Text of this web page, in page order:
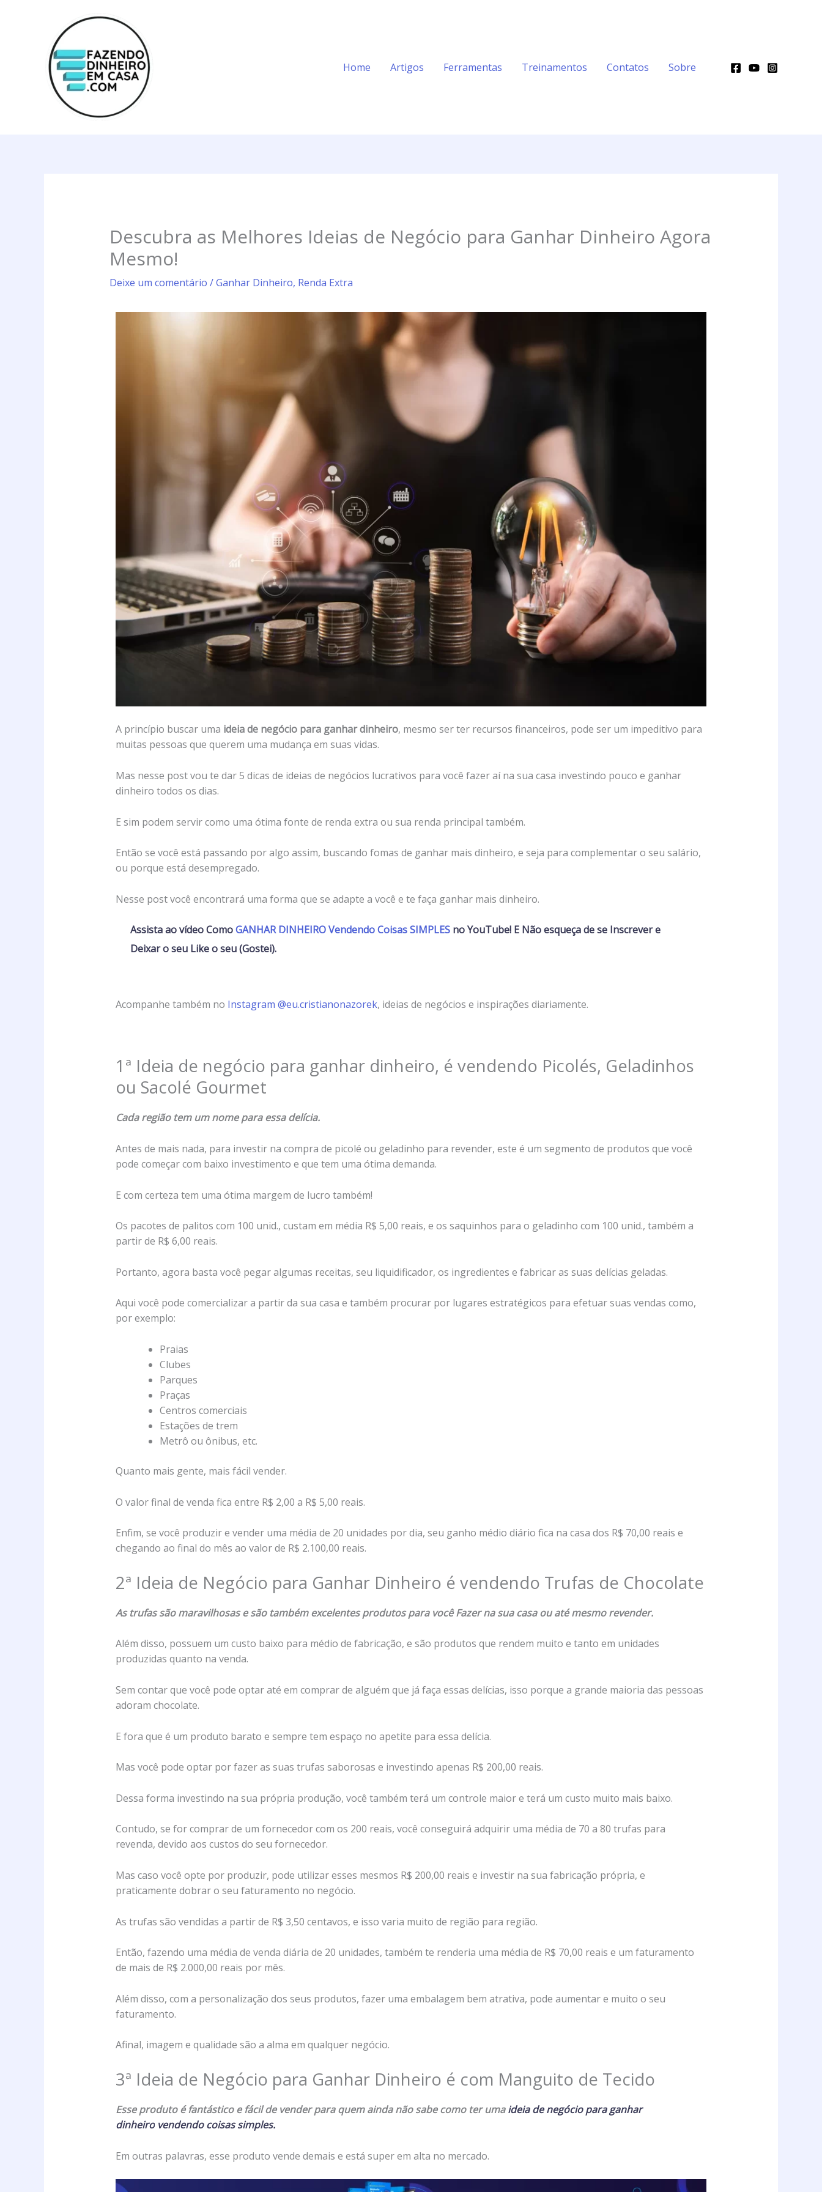
Home
Artigos Ferramentas Treinamentos Contatos Sobre
Descubra as Melhores Ideias de Negócio para Ganhar Dinheiro Agora
Mesmo!
Deixe um comentário /Ganhar Dinheiro, Renda Extra
A princípio buscar uma ideia de negócio para ganhar dinheiro, mesmo ser ter recursos financeiros, pode ser um impeditivo para
muitas pessoas que querem uma mudança em suas vidas.
Mas nesse post vou te dar 5 dicas de ideias de negócios lucrativos para você fazer aí na sua casa investindo pouco e ganhar
dinheiro todos os dias.
E sim podem servir como uma ótima fonte de renda extra ou sua renda principal também.
Então se você está passando por algo assim, buscando fomas de ganhar mais dinheiro, e seja para complementar o seu salário,
ou porque está desempregado.
Nesse post você encontrará uma forma que se adapte a você e te faça ganhar mais dinheiro.
Assista ao vídeo ComoGANHAR DINHEIRO Vendendo Coisas SIMPLESno YouTube! E Não esqueça de se Inscrever e
Deixar o seu Like o seu (Gostei).
Acompanhe também no Instagram @eu.cristianonazorek, ideias de negócios e inspirações diariamente.
1ª Ideia de negócio para ganhar dinheiro, é vendendo Picolés, Geladinhos
ou Sacolé Gourmet
Cada região tem um nome para essa delícia.
Antes de mais nada, para investir na compra de picolé ou geladinho para revender, este é um segmento de produtos que você
pode começar com baixo investimento e que tem uma ótima demanda.
E com certeza tem uma ótima margem de lucro também!
Os pacotes de palitos com 100 unid., custam em média R$ 5,00 reais, e os saquinhos para o geladinho com 100 unid., também a
partir de R$ 6,00 reais.
Portanto, agora basta você pegar algumas receitas, seu liquidificador, os ingredientes e fabricar as suas delícias geladas.
Aqui você pode comercializar a partir da sua casa e também procurar por lugares estratégicos para efetuar suas vendas como,
por exemplo:
Praias
Clubes
Parques
Praças
Centros comerciais
Estações de trem
Metrô ou ônibus, etc.
Quanto mais gente, mais fácil vender.
O valor final de venda fica entre R$ 2,00 a R$ 5,00 reais.
Enfim, se você produzir e vender uma média de 20 unidades por dia, seu ganho médio diário fica na casa dos R$ 70,00 reais e
chegando ao final do mês ao valor de R$ 2.100,00 reais.
2ª Ideia de Negócio para Ganhar Dinheiro é vendendo Trufas de Chocolate
As trufas são maravilhosas e são também excelentes produtos para você Fazer na sua casa ou até mesmo revender.
Além disso, possuem um custo baixo para médio de fabricação, e são produtos que rendem muito e tanto em unidades
produzidas quanto na venda.
Sem contar que você pode optar até em comprar de alguém que já faça essas delícias, isso porque a grande maioria das pessoas
adoram chocolate.
E fora que é um produto barato e sempre tem espaço no apetite para essa delícia.
Mas você pode optar por fazer as suas trufas saborosas e investindo apenas R$ 200,00 reais.
Dessa forma investindo na sua própria produção, você também terá um controle maior e terá um custo muito mais baixo.
Contudo, se for comprar de um fornecedor com os 200 reais, você conseguirá adquirir uma média de 70 a 80 trufas para
revenda, devido aos custos do seu fornecedor.
Mas caso você opte por produzir, pode utilizar esses mesmos R$ 200,00 reais e investir na sua fabricação própria, e
praticamente dobrar o seu faturamento no negócio.
As trufas são vendidas a partir de R$ 3,50 centavos, e isso varia muito de região para região.
Então, fazendo uma média de venda diária de 20 unidades, também te renderia uma média de R$ 70,00 reais e um faturamento
de mais de R$ 2.000,00 reais por mês.
Além disso, com a personalização dos seus produtos, fazer uma embalagem bem atrativa, pode aumentar e muito o seu
faturamento.
Afinal, imagem e qualidade são a alma em qualquer negócio.
3ª Ideia de Negócio para Ganhar Dinheiro é com Manguito de Tecido
Esse produto é fantástico e fácil de vender para quem ainda não sabe como ter umaideia de negócio para ganhar
dinheirovendendo coisas simples.
Em outras palavras, esse produto vende demais e está super em alta no mercado.